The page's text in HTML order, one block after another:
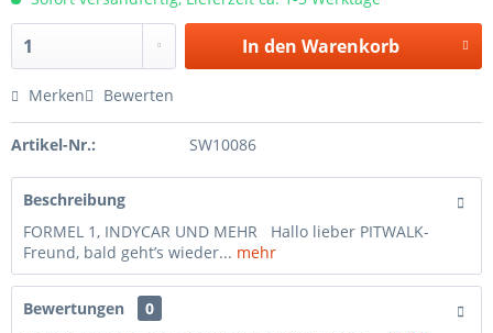
In den Warenkorb
Merken Bewerten
Artikel-Nr.: SW10086
Beschreibung
FORMEL 1, INDYCAR UND MEHR Hallo lieber PITWALK-
Freund, bald geht’s wieder... mehr
Bewertungen
0